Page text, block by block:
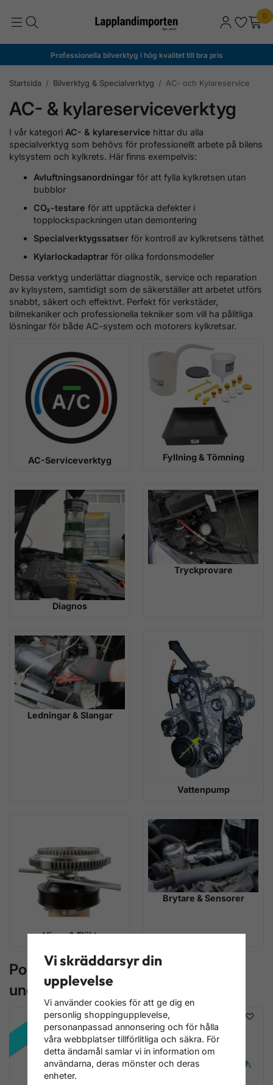
0
Professionella bilverktyg i hög kvalitet till bra pris
Startsida / Bilverktyg & Specialverktyg / AC- och Kylareservice
AC- & kylareserviceverktyg
I vår kategori AC- & kylareservice hittar du alla
specialverktyg som behövs för professionellt arbete på bilens
kylsystem och kylkrets. Här finns exempelvis:
Avluftningsanordningar för att fylla kylkretsen utan
bubblor
CO₂-testare för att upptäcka defekter i
topplockspackningen utan demontering
Specialverktygssatser för kontroll av kylkretsens täthet
Kylarlockadaptrar för olika fordonsmodeller
Dessa verktyg underlättar diagnostik, service och reparation
av kylsystem, samtidigt som de säkerställer att arbetet utförs
snabbt, säkert och effektivt. Perfekt för verkstäder,
bilmekaniker och professionella tekniker som vill ha pålitliga
lösningar för både AC-system och motorers kylkretsar.
AC-Serviceverktyg Fyllning & Tömning
Diagnos
Tryckprovare
Ledningar & Slangar
Vattenpump
Visco & Fläkt
Brytare & Sensorer
Populära produkter i
underkategorierna
REA!
Vi skräddarsyr din
upplevelse
Vi använder cookies för att ge dig en
personlig shoppingupplevelse,
personanpassad annonsering och för hålla
våra webbplatser tillförlitliga och säkra. För
detta ändamål samlar vi in information om
användarna, deras mönster och deras
enheter.